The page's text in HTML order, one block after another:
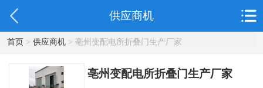
供应商机
首页> 供应商机> 亳州变配电所折叠门生产厂家
亳州变配电所折叠门生产厂家